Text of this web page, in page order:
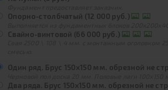
Опорно-столбчатый (12 000 руб.)
Свайно-винтовой (66 000 руб.)
Один ряд. Брус 150х150 мм. обрезной не
Два ряда. Брус 150х150 мм. обрезной не